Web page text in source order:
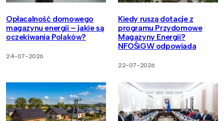
Opłacalność domowego
magazynu energii – jakie są
oczekiwania Polaków?
24-07-2026
Kiedy ruszą dotacje z
programu Przydomowe
Magazyny Energii?
NFOŚiGW odpowiada
22-07-2026